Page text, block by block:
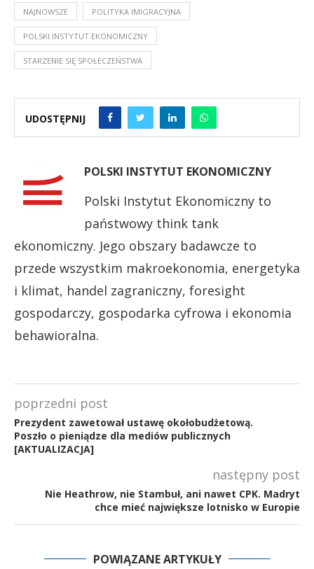
NAJNOWSZE POLITYKA IMIGRACYJNA
POLSKI INSTYTUT EKONOMICZNY
STARZENIE SIĘ SPOŁECZEŃSTWA
UDOSTĘPNIJ
POLSKI INSTYTUT EKONOMICZNY
Polski Instytut Ekonomiczny to
państwowy think tank
ekonomiczny. Jego obszary badawcze to
przede wszystkim makroekonomia, energetyka
i klimat, handel zagraniczny, foresight
gospodarczy, gospodarka cyfrowa i ekonomia
behawioralna.
poprzedni post
Prezydent zawetował ustawę okołobudżetową.
Poszło o pieniądze dla mediów publicznych
[AKTUALIZACJA]
następny post
Nie Heathrow, nie Stambuł, ani nawet CPK. Madryt
chce mieć największe lotnisko w Europie
POWIĄZANE ARTYKUŁY